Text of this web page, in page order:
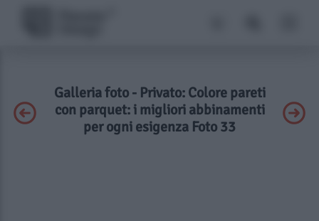
Galleria foto - Privato: Colore pareti
con parquet: i migliori abbinamenti
per ogni esigenza Foto 33